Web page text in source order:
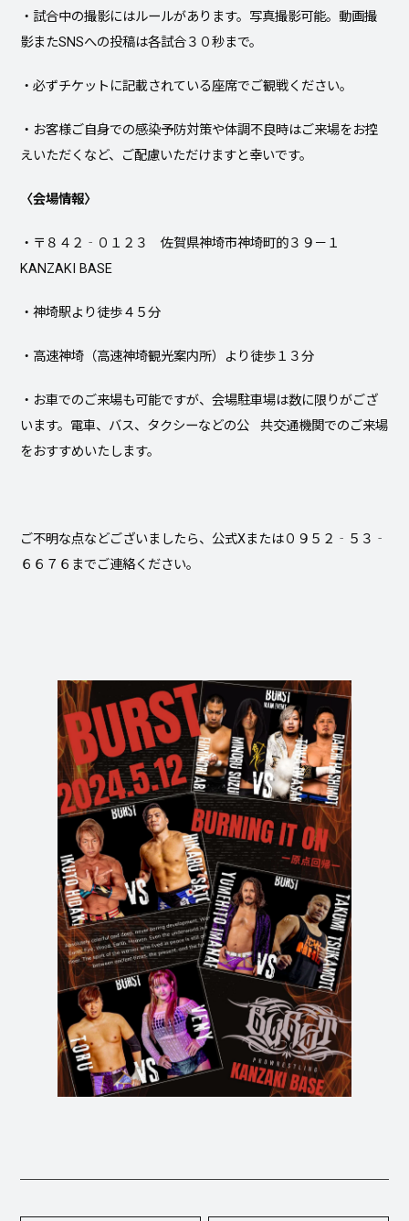
・試合中の撮影にはルールがあります。写真撮影可能。動画撮
影またSNSへの投稿は各試合３０秒まで。
・必ずチケットに記載されている座席でご観戦ください。
・お客様ご自身での感染予防対策や体調不良時はご来場をお控
えいただくなど、ご配慮いただけますと幸いです。
〈会場情報〉
・〒８４２‐０１２３ 佐賀県神埼市神埼町的３９－１
KANZAKI BASE
・神埼駅より徒歩４５分
・高速神埼（高速神埼観光案内所）より徒歩１３分
・お車でのご来場も可能ですが、会場駐車場は数に限りがござ
います。電車、バス、タクシーなどの公 共交通機関でのご来場
をおすすめいたします。
ご不明な点などございましたら、公式Xまたは０９５２‐５３‐
６６７６までご連絡ください。